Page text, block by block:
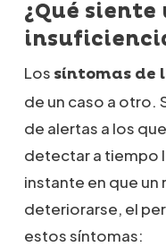
¿Qué
Los síntomas de
de un caso a otro.
de alertas a los
detectar a tiempo
instante en que un
deteriorarse, el
estos síntomas: